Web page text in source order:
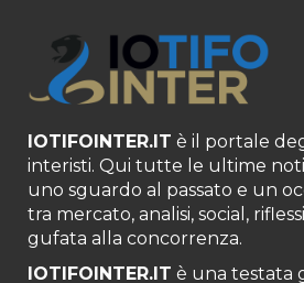
IOTIFOINTER.IT è il portale
interisti. Qui tutte le ultime
uno sguardo al passato e un
tra mercato, analisi, social,
gufata alla concorrenza.
IOTIFOINTER.IT è una testata